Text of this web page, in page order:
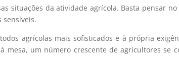
situações da atividade agrícola. Basta pensar
agrícolas mais sofisticados e à própria
um número crescente de agricultores se